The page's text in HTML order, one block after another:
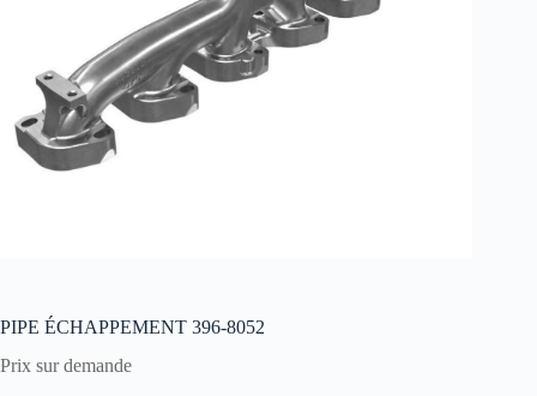
PIPE ÉCHAPPEMENT 396-8052
Prix sur demande